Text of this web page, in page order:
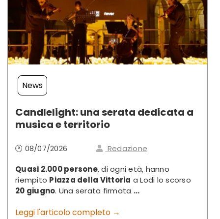
News
Candlelight: una serata dedicata a
musica e territorio
🕐 08/07/2026
Redazione
Quasi 2.000 persone, di ogni età, hanno
riempito Piazza della Vittoria a Lodi lo scorso
20 giugno. Una serata firmata ...
Leggi l'articolo completo →